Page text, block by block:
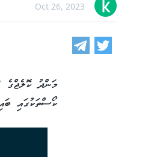
Oct 26, 2023
ކޯސްތަކުގައި